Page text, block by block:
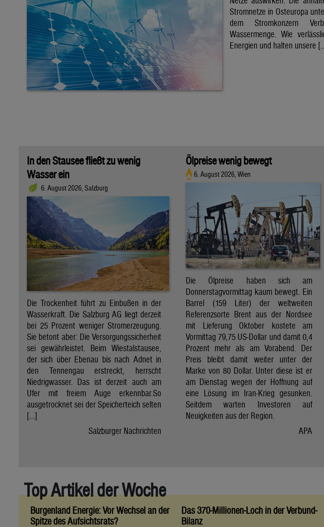
Stromnetze in Osteuropa
dem Stromkonzern
Wassermenge. Wie
Energien und halten unsere
In den Stausee fließt zu wenig
Wasser ein
6. August 2026, Salzburg
Die Trockenheit führt zu Einbußen in der
Wasserkraft. Die Salzburg AG liegt derzeit
bei 25 Prozent weniger Stromerzeugung.
Sie betont aber: Die Versorgungssicherheit
sei gewährleistet. Beim Wiestalstausee,
der sich über Ebenau bis nach Adnet in
den Tennengau erstreckt, herrscht
Niedrigwasser. Das ist derzeit auch am
Ufer mit freiem Auge erkennbar.So
ausgetrocknet sei der Speicherteich selten
[…]
Salzburger Nachrichten
Ölpreise wenig bewegt
6. August 2026, Wien
Die Ölpreise haben sich am
Donnerstagvormittag kaum bewegt. Ein
Barrel (159 Liter) der weltweiten
Referenzsorte Brent aus der Nordsee
mit Lieferung Oktober kostete am
Vormittag 79,75 US-Dollar und damit 0,4
Prozent mehr als am Vorabend. Der
Preis bleibt damit weiter unter der
Marke von 80 Dollar. Unter diese ist er
am Dienstag wegen der Hoffnung auf
eine Lösung im Iran-Krieg gesunken.
Seitdem warten Investoren auf
Neuigkeiten aus der Region.
APA
Top Artikel der Woche
Burgenland Energie: Vor Wechsel an der
Spitze des Aufsichtsrats?
Das 370-Millionen-Loch in der Verbund-
Bilanz